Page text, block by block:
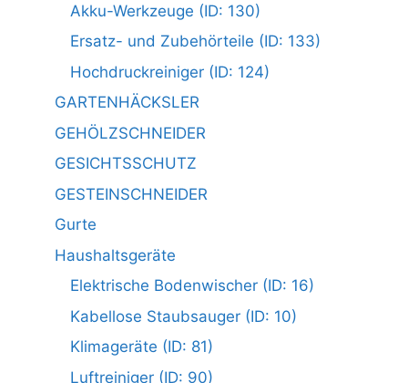
Akku-Werkzeuge (ID: 130)
Ersatz- und Zubehörteile (ID: 133)
Hochdruckreiniger (ID: 124)
GARTENHÄCKSLER
GEHÖLZSCHNEIDER
GESICHTSSCHUTZ
GESTEINSCHNEIDER
Gurte
Haushaltsgeräte
Elektrische Bodenwischer (ID: 16)
Kabellose Staubsauger (ID: 10)
Klimageräte (ID: 81)
Luftreiniger (ID: 90)